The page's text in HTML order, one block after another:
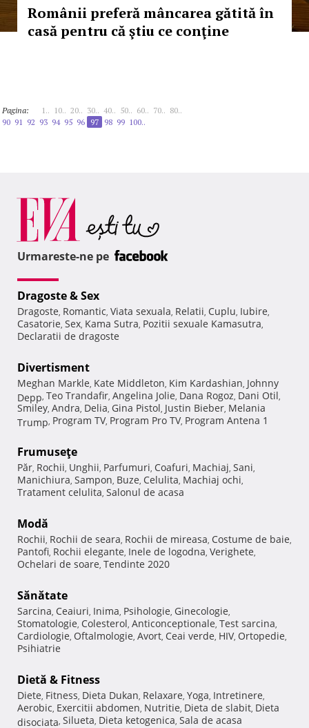
Românii preferă mâncarea gătită în
casă pentru că ştiu ce conţine
Pagina: 1.. 10.. 20.. 30.. 40.. 50.. 60.. 70.. 80..
90 91 92 93 94 95 96 97 98 99 100..
Urmareste-ne pe
Dragoste & Sex
Dragoste, Romantic, Viata sexuala, Relatii, Cuplu, Iubire,
Casatorie, Sex, Kama Sutra, Pozitii sexuale Kamasutra,
Declaratii de dragoste
Divertisment
Meghan Markle, Kate Middleton, Kim Kardashian, Johnny
Depp, Teo Trandafir, Angelina Jolie, Dana Rogoz, Dani Otil,
Smiley, Andra, Delia, Gina Pistol, Justin Bieber, Melania
Trump, Program TV, Program Pro TV, Program Antena 1
Frumuseţe
Păr, Rochii, Unghii, Parfumuri, Coafuri, Machiaj, Sani,
Manichiura, Sampon, Buze, Celulita, Machiaj ochi,
Tratament celulita, Salonul de acasa
Modă
Rochii, Rochii de seara, Rochii de mireasa, Costume de baie,
Pantofi, Rochii elegante, Inele de logodna, Verighete,
Ochelari de soare, Tendinte 2020
Sănătate
Sarcina, Ceaiuri, Inima, Psihologie, Ginecologie,
Stomatologie, Colesterol, Anticonceptionale, Test sarcina,
Cardiologie, Oftalmologie, Avort, Ceai verde, HIV, Ortopedie,
Psihiatrie
Dietă & Fitness
Diete, Fitness, Dieta Dukan, Relaxare, Yoga, Intretinere,
Aerobic, Exercitii abdomen, Nutritie, Dieta de slabit, Dieta
disociata, Silueta, Dieta ketogenica, Sala de acasa